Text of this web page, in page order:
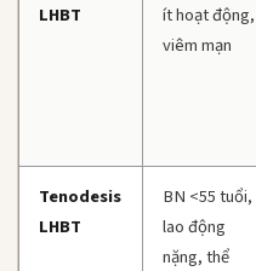
LHBT
ít hoạt động,
viêm mạn
Tenodesis
LHBT
BN <55 tuổi,
lao động
nặng, thể